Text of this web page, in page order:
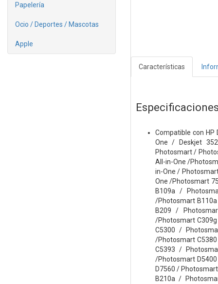
Papelería
Ocio / Deportes / Mascotas
Apple
Características
Compatible con
One / Deskjet
Photosmart /
All-in-One /
in-One /
One /Photosmart
B109a /
/Photosmart
B209 /
/Photosmart
C5300 /
/Photosmart
C5393 /
/Photosmart
D7560 /
B210a /